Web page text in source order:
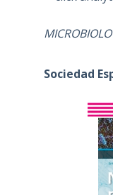
Sociedad